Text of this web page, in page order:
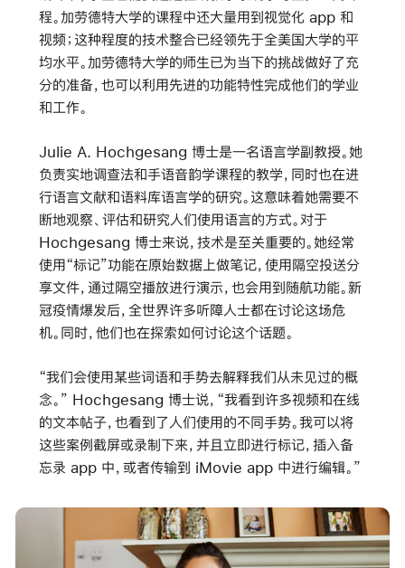
程。加劳德特大学的课程中还大量用到视觉化 app 和
视频；这种程度的技术整合已经领先于全美国大学的平
均水平。加劳德特大学的师生已为当下的挑战做好了充
分的准备，也可以利用先进的功能特性完成他们的学业
和工作。
Julie A. Hochgesang 博士是一名语言学副教授。她
负责实地调查法和手语音韵学课程的教学，同时也在进
行语言文献和语料库语言学的研究。这意味着她需要不
断地观察、评估和研究人们使用语言的方式。对于
Hochgesang 博士来说，技术是至关重要的。她经常
使用“标记”功能在原始数据上做笔记，使用隔空投送分
享文件，通过隔空播放进行演示，也会用到随航功能。新
冠疫情爆发后，全世界许多听障人士都在讨论这场危
机。同时，他们也在探索如何讨论这个话题。
“我们会使用某些词语和手势去解释我们从未见过的概
念。” Hochgesang 博士说，“我看到许多视频和在线
的文本帖子，也看到了人们使用的不同手势。我可以将
这些案例截屏或录制下来，并且立即进行标记，插入备
忘录 app 中，或者传输到 iMovie app 中进行编辑。”